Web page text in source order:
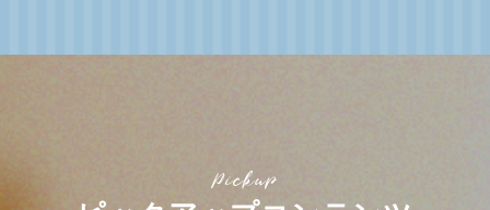
Pickup